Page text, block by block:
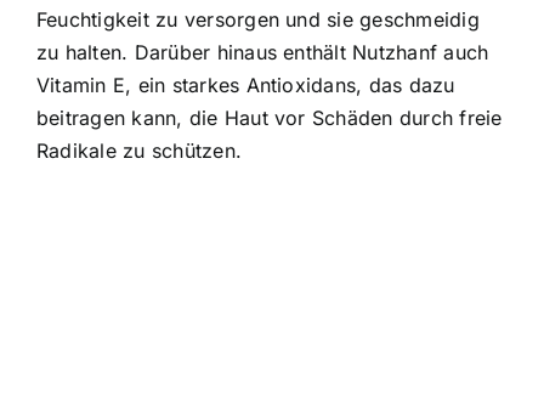
Feuchtigkeit zu versorgen und sie geschmeidig
zu halten. Darüber hinaus enthält Nutzhanf auch
Vitamin E, ein starkes Antioxidans, das dazu
beitragen kann, die Haut vor Schäden durch freie
Radikale zu schützen.